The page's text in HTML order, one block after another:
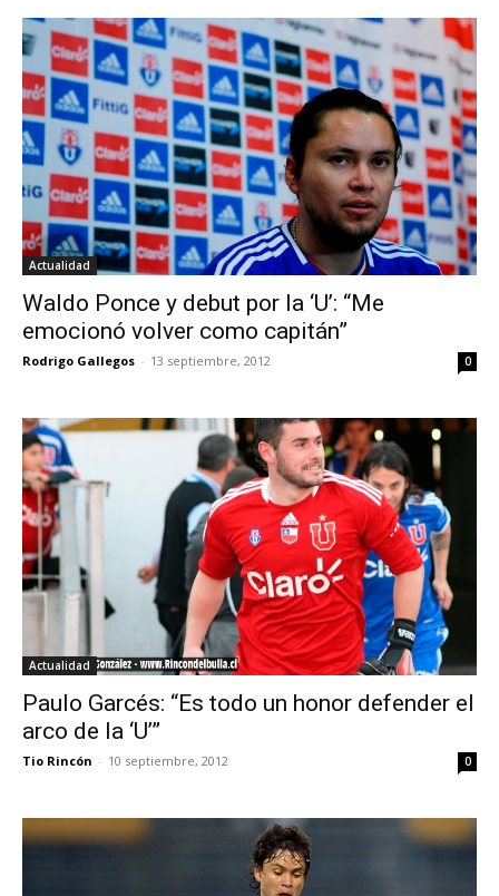
Actualidad
Waldo Ponce y debut por la ‘U’: “Me
emocionó volver como capitán”
Rodrigo Gallegos - 13 septiembre, 2012 0
Actualidad
Paulo Garcés: “Es todo un honor defender el
arco de la ‘U’”
Tio Rincón - 10 septiembre, 2012 0